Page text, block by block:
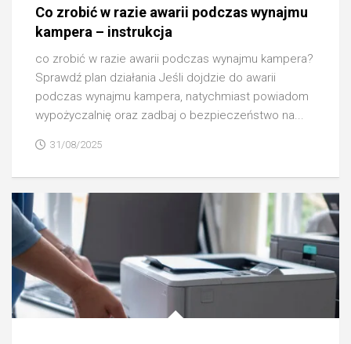
Co zrobić w razie awarii podczas wynajmu
kampera – instrukcja
co zrobić w razie awarii podczas wynajmu kampera?
Sprawdź plan działania Jeśli dojdzie do awarii
podczas wynajmu kampera, natychmiast powiadom
wypożyczalnię oraz zadbaj o bezpieczeństwo na...
31/08/2025